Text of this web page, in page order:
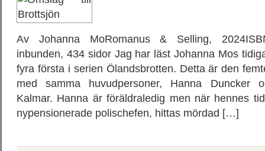
Av Johanna MoRomanus & Selling,
inbunden, 434 sidor Jag har läst Johanna Mos
fyra första i serien Ölandsbrotten. Detta är den
med samma huvudpersoner, Hanna Duncker
Kalmar. Hanna är föräldraledig men när hennes
nypensionerade polischefen, hittas mördad […]